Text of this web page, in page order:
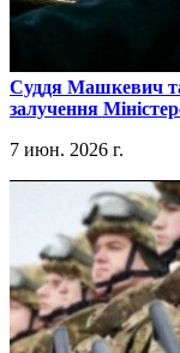
​Суддя Машкевич
залучення
7 июн. 2026 г.